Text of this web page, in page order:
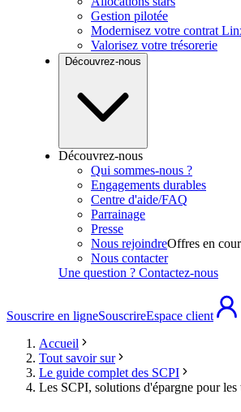
Gestion pilotée
Modernisez votre contrat
Valorisez votre trésorerie
Découvrez-nous
Découvrez-nous
Qui sommes-nous ?
Engagements durables
Centre d'aide/FAQ
Parrainage
Presse
Nous rejoindreOffres en
Nous contacter
Une question ? Contactez-nous
Souscrire en ligneSouscrireEspace client
Accueil
Tout savoir sur
Le guide complet des SCPI
Les SCPI, solutions d'épargne pour